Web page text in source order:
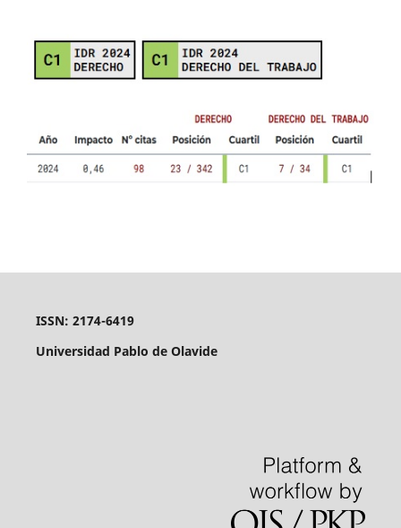
ISSN: 2174-6419
Universidad Pablo de Olavide